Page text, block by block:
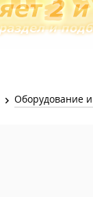
Оборудование